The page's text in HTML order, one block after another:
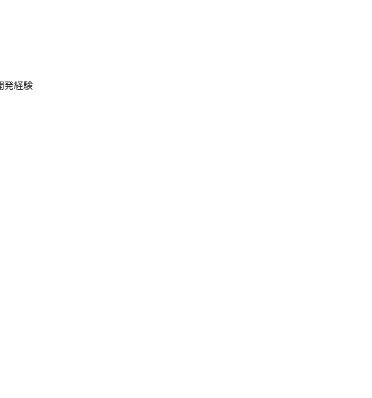
ーズに応じた自動車を提供しています（※）
識やスキルを学べます
性の高いValueの向上に貢献できます
車を意識しやすい業務に携われます
発経験